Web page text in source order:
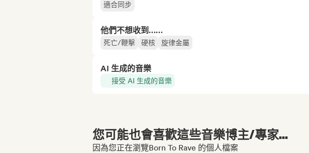
適合同步
他們不想收到……
死亡/鞭擊 硬核 旋律金屬
AI 生成的音樂
接受 AI 生成的音樂
您可能也會喜歡這些音樂博主/專家...
因為您正在瀏覽Born To Rave 的個人檔案